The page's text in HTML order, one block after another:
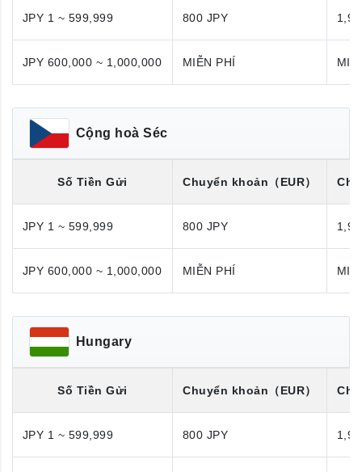
JPY 1 ~ 599,999 800 JPY
JPY 600,000 ~ 1,000,000 MIỄN PHÍ
Cộng hoà Séc
Số Tiền Gửi Chuyển khoản （EUR）
JPY 1 ~ 599,999 800 JPY
JPY 600,000 ~ 1,000,000 MIỄN PHÍ
Hungary
Số Tiền Gửi Chuyển khoản （EUR）
JPY 1 ~ 599,999 800 JPY